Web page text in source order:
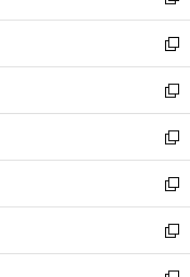
開
く
ウ
で
開
く
ン
ド
ウ
で
開
く
ウ
ィ
ン
ド
ウ
で
開
く
し
い
ウ
ィ
ン
ド
ウ
で
開
く
新
し
い
ウ
ィ
ン
ド
ウ
で
開
新
し
い
ウ
ィ
ン
ド
ウ
新
し
い
ウ
ィ
ン
新
し
い
ウ
新
し